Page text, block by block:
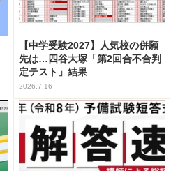
【中学受験2027】人気校の併願
先は…四谷大塚「第2回合不合判
定テスト」結果
2026.7.16